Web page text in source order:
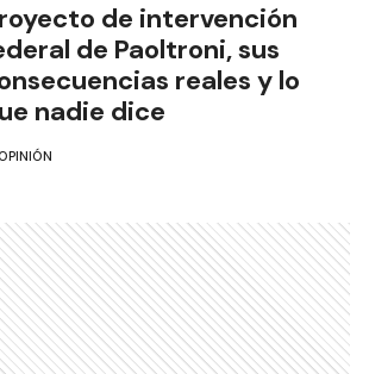
de intervención
de Paoltroni, sus
reales y lo
nadie dice